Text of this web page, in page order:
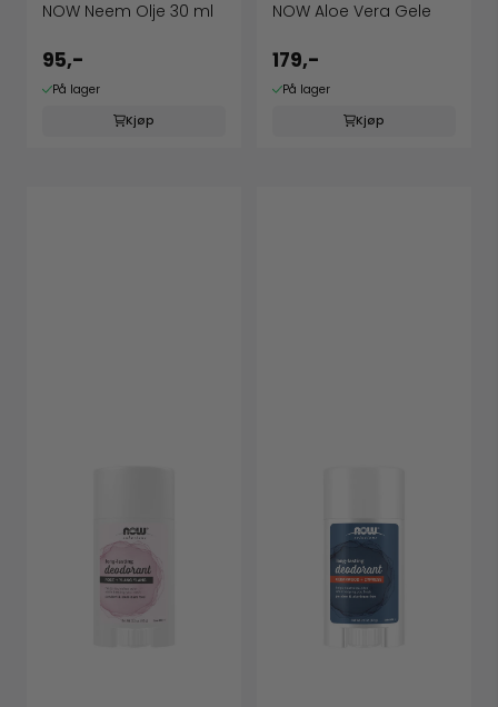
NOW Neem Olje 30 ml
95,-
På lager
Kjøp
NOW Aloe Vera Gele
179,-
På lager
Kjøp